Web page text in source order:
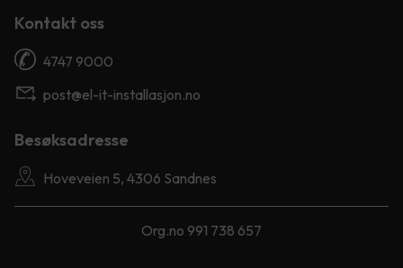
Kontakt oss
4747 9000
post@el-it-installasjon.no
Besøksadresse
Hoveveien 5, 4306 Sandnes
Org.no 991 738 657